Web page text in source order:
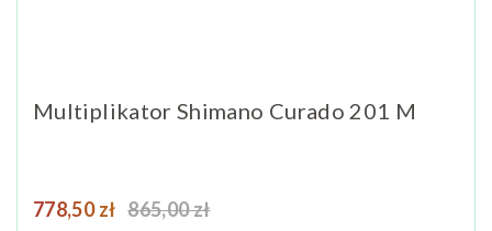
Multiplikator Shimano Curado 201 M
Cena
778,50 zł Cena podstawowa
865,00 zł